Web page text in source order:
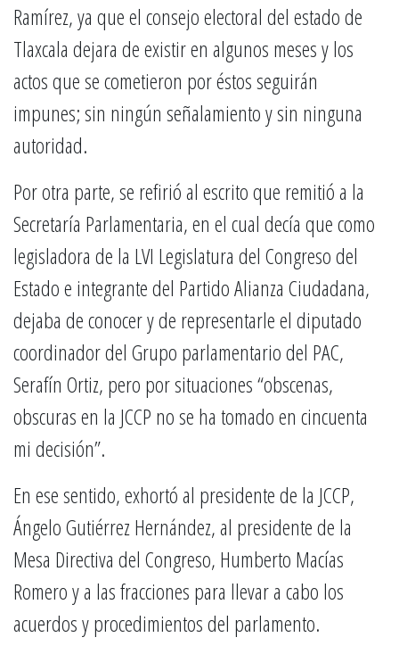
Ramírez, ya que el consejo electoral del estado de
Tlaxcala dejara de existir en algunos meses y los
actos que se cometieron por éstos seguirán
impunes; sin ningún señalamiento y sin ninguna
autoridad.
Por otra parte, se refirió al escrito que remitió a la
Secretaría Parlamentaria, en el cual decía que como
legisladora de la LVI Legislatura del Congreso del
Estado e integrante del Partido Alianza Ciudadana,
dejaba de conocer y de representarle el diputado
coordinador del Grupo parlamentario del PAC,
Serafín Ortiz, pero por situaciones “obscenas,
obscuras en la JCCP no se ha tomado en cincuenta
mi decisión”.
En ese sentido, exhortó al presidente de la JCCP,
Ángelo Gutiérrez Hernández, al presidente de la
Mesa Directiva del Congreso, Humberto Macías
Romero y a las fracciones para llevar a cabo los
acuerdos y procedimientos del parlamento.